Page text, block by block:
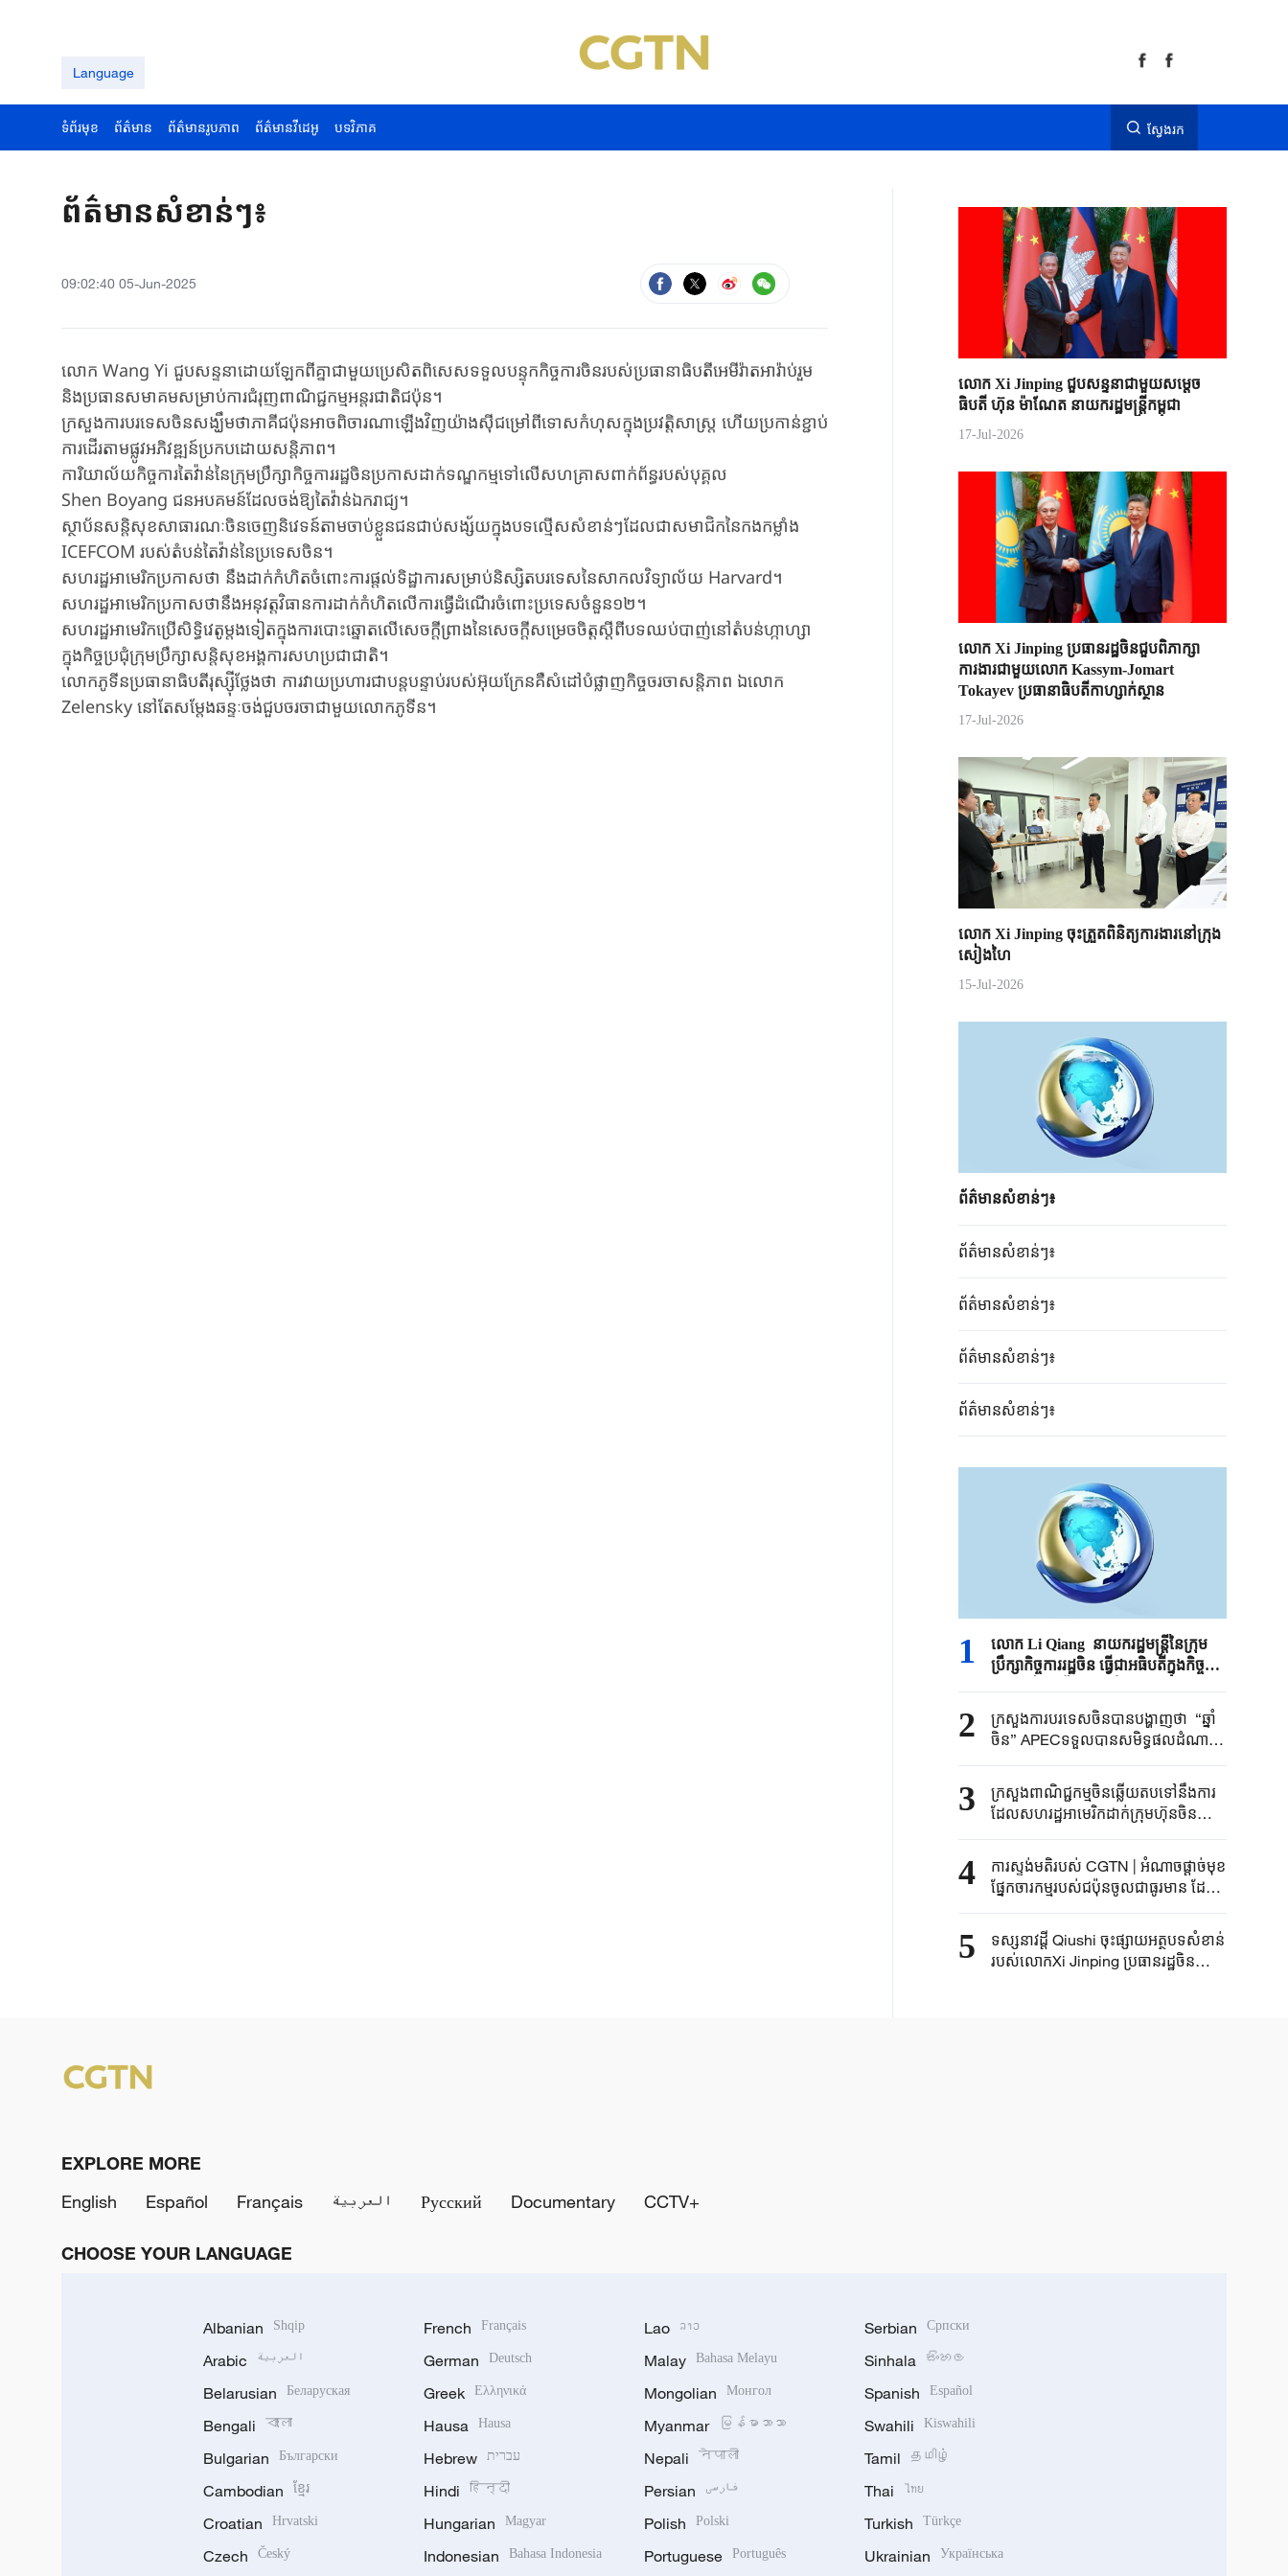
Language
ទំព័រមុខ ព័ត៌មាន ព័ត៌មានរូបភាព ព័ត៌មានវីដេអូ បទវិភាគ ស្វែងរក
ព័ត៌មាន​សំខាន់​ៗ៖
09:02:40 05-Jun-2025
លោក Wang Yi ជួបសន្ទនាដោយឡែកពីគ្នាជាមួយប្រេសិតពិសេសទទួលបន្ទុកកិច្ចការចិនរបស់ប្រធានាធិបតីអេមីរ៉ាតអារ៉ាប់រួម
និងប្រធានសមាគមសម្រាប់ការជំរុញពាណិជ្ជកម្មអន្តរជាតិជប៉ុន។
ក្រសួង​ការបរទេស​ចិនសង្ឃឹម​ថាភាគី​ជប៉ុន​អាចពិចារណា​ឡើង​វិញ​យ៉ាង​ស៊ី​ជម្រៅ​ពី​ទោស​កំហុសក្នុង​ប្រវត្តិសាស្រ្ត​ ហើយប្រកាន់​ខ្ជាប់​
ការ​ដើរតាម​ផ្លូវ​អភិវឌ្ឍន៍​ប្រកប​ដោយ​សន្តិភាព​។
ការិយាល័យកិច្ចការ​តៃវ៉ាន់​នៃ​ក្រុម​ប្រឹក្សា​កិច្ចការរដ្ឋចិន​ប្រកាសដាក់​ទណ្ឌកម្ម​ទៅ​លើ​សហគ្រាស​ពាក់​ព័ន្ធរបស់បុគ្គល​
Shen Boyang ជនអបគមន៍ដែល​ចង់​ឱ្យ​តៃ​វ៉ាន់ឯករាជ្យ​។
ស្ថាប័នសន្តិសុខសាធារណៈចិន​​ចេញ​​​និវេទន៍តាម​ចាប់​​ខ្លួន​ជនជាប់​សង្ស័យក្នុង​​បទ​ល្មើស​សំខាន់ៗដែល​ជា​សមាជិក​នៃកងកម្លាំង​​
ICEFCOM​ របស់តំបន់​តៃវ៉ាន់​នៃប្រទេសចិន​។
សហរដ្ឋអាមេរិកប្រកាសថា នឹងដាក់កំហិតចំពោះការផ្តល់ទិដ្ឋាការសម្រាប់និស្សិតបរទេសនៃសាកលវិទ្យាល័យ Harvard។
សហរដ្ឋអាមេរិកប្រកាសថានឹង​អនុវត្ត​វិធានការ​ដាក់​កំហិតលើការ​ធ្វើ​ដំណើរ​ចំពោះ​ប្រទេស​ចំនួន​១២។
សហរដ្ឋ​អាមេរិក​​ប្រើសិទ្ធិ​វេតូ​ម្តង​ទៀតក្នុង​ការ​បោះឆ្នោត​លើ​សេចក្តីព្រាងនៃសេចក្តីសម្រេចចិត្តស្តីពី​បទ​ឈប់​បាញ់​នៅ​តំបន់ហ្កាហ្សា
ក្នុង​កិច្ចប្រជុំ​​ក្រុមប្រឹក្សា​សន្តិសុខ​អង្គការ​សហប្រជាជាតិ។
លោកភូទីនប្រធានាធិបតីរុស្ស៊ីថ្លែងថា ការវាយប្រហារជាបន្តបន្ទាប់របស់អ៊ុយក្រែនគឺសំដៅបំផ្លាញកិច្ចចរចាសន្តិភាព ឯលោក
Zelensky នៅតែសម្តែងឆន្ទៈចង់ជួបចរចាជាមួយលោកភូទីន។
លោក Xi Jinping ជួបសន្ទនាជាមួយសម្តេច
ធិបតី ហ៊ុន ម៉ាណែត នាយករដ្ឋមន្ត្រីកម្ពុជា
17-Jul-2026
លោក Xi Jinping ប្រធានរដ្ឋចិន​ជួបពិភាក្សា​
ការងារជាមួយ​លោក Kassym-Jomart ​
Tokayev ​ប្រធានាធិបតី​កាហ្សាក់ស្ថាន​
17-Jul-2026
លោក Xi Jinping ចុះត្រួតពិនិត្យការងារនៅក្រុង
សៀងហៃ
15-Jul-2026
ព័ត៌មាន​សំខាន់​ៗ៖
ព័ត៌មាន​សំខាន់​ៗ៖
ព័ត៌មាន​សំខាន់​ៗ៖
ព័ត៌មាន​សំខាន់​ៗ៖
ព័ត៌មាន​សំខាន់​ៗ៖
1
លោក Li Qiang នាយករដ្ឋមន្រ្តី​នៃ​ក្រុម​
ប្រឹក្សា​កិច្ច​ការរដ្ឋចិន​ ធ្វើជាអធិបតីក្នុងកិច្ច​
2
ក្រសួង​ការបរទេស​ចិន​បានបង្ហាញថា​ “ឆ្នាំ​
ចិន​” APECទទួល​បាន​សមិទ្ធផល​ដំណាក់
កាលដំបូង​មួយ​ចំនួន​
3
ក្រសួងពាណិជ្ជកម្មចិនឆ្លើយតបទៅនឹងការ
ដែលសហរដ្ឋអាមេរិកដាក់ក្រុមហ៊ុនចិនទៅ
ក្នុងបញ្ជីអង្គភាពដែលអ្វីដែលគេហៅថា
សេចក្តីព្រាងច្បាប់ទាក់ទងនឹងស៊ីនជាំង
4
ការស្ទង់មតិរបស់ CGTN | អំណាច​ផ្តាច់មុខ
ផ្នែកចារកម្មរបស់ជប៉ុនចូលជាធូរមាន ដែល
នេះជាការពន្លឿនការរៀបចំជាប្រព័ន្ធយោធា
និយមបែបថ្មី
5
ទស្សនាវដ្តី Qiushi ចុះផ្សាយអត្ថបទសំខាន់
របស់លោកXi Jinping ប្រធានរដ្ឋចិន
EXPLORE MORE
English
Español Français العربية Русский Documentary CCTV+
CHOOSE YOUR LANGUAGE
Albanian Shqip
Arabic العربية
Belarusian Беларуская
Bengali বাংলা
Bulgarian Български
Cambodian ខ្មែរ
Croatian Hrvatski
Czech Český
French Français
German Deutsch
Greek Ελληνικά
Hausa Hausa
Hebrew עברית
Hindi हिन्दी
Hungarian Magyar
Indonesian Bahasa Indonesia
Lao ລາວ
Malay Bahasa Melayu
Mongolian Монгол
Myanmar မြန်မာဘာသာ
Nepali नेपाली
Persian فارسی
Polish Polski
Portuguese Português
Serbian Српски
Sinhala සිංහල
Spanish Español
Swahili Kiswahili
Tamil தமிழ்
Thai ไทย
Turkish Türkçe
Ukrainian Українська